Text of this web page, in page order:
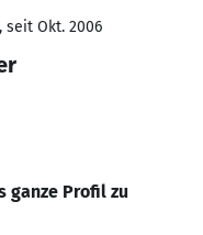
seit Okt. 2006
ganze Profil zu